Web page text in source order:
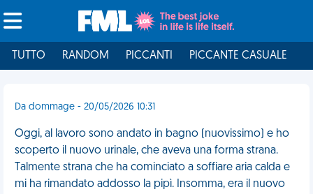
TUTTO RANDOM PICCANTI PICCANTE CASUALE
Da dommage - 20/05/2026 10:31
Oggi, al lavoro sono andato in bagno (nuovissimo) e ho
scoperto il nuovo urinale, che aveva una forma strana.
Talmente strana che ha cominciato a soffiare aria calda e
mi ha rimandato addosso la pipì. Insomma, era il nuovo